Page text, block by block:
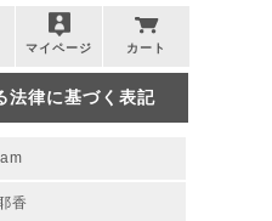
マイページ カート
法律に基づく表記
香